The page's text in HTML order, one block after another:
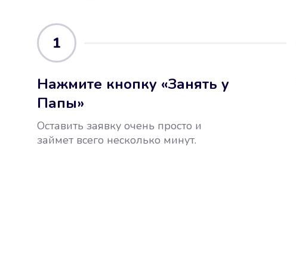
1
Нажмите кнопку «Занять у
Папы»
Оставить заявку очень просто и
займет всего несколько минут.